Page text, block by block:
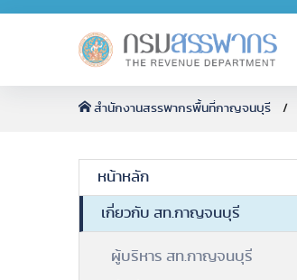
สำนักงานสรรพากรพื้นที่กาญจนบุรี
หน้าหลัก
เกี่ยวกับ สท.กาญจนบุรี
ผู้บริหาร สท.กาญจนบุรี